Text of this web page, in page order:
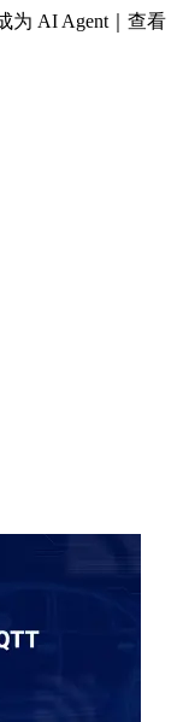
为 AI Agent｜查看